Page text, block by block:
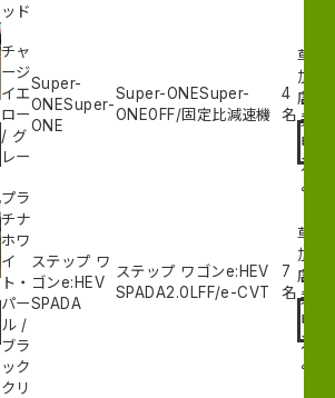
ッド
チャ
ージ
イエ
ロー
/ グ
レー
Super-
ONESuper-
ONE
Super-ONESuper-
ONE0 FF/固定比減速機
4
名
草
加
店試
乗
申
込
み
プラ
チナ
ホワ
イ
ト・
パー
ル/
ブラ
ック
ステップ ワ
ゴンe:HEV
SPADA
ステップ ワゴンe:HEV
SPADA2.0LFF/e-CVT
7
名
草
加
店試
乗
申
込
み
クリ